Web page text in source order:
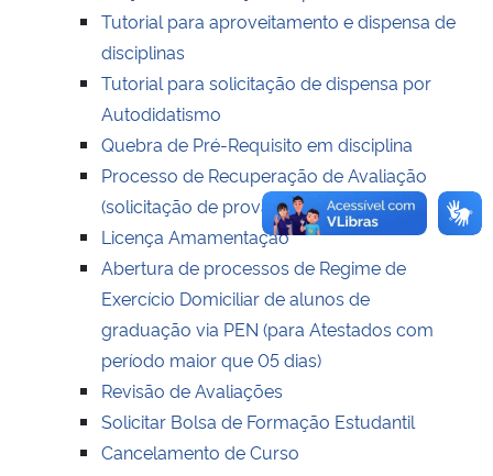
Tutorial para aproveitamento e dispensa de
disciplinas
Tutorial para solicitação de dispensa por
Autodidatismo
Quebra de Pré-Requisito em disciplina
Processo de Recuperação de Avaliação
(solicitação de prova atrasada)
Licença Amamentação
Abertura de processos de Regime de
Exercício Domiciliar de alunos de
graduação via PEN (para Atestados com
período maior que 05 dias)
Revisão de Avaliações
Solicitar Bolsa de Formação Estudantil
Cancelamento de Curso